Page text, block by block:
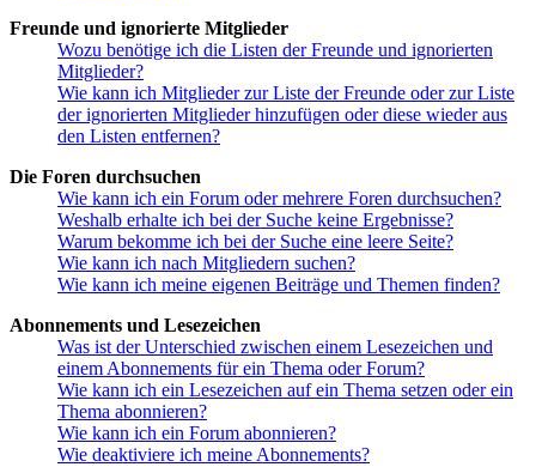
Freunde und ignorierte Mitglieder
Wozu benötige ich die Listen der Freunde und ignorierten
Mitglieder?
Wie kann ich Mitglieder zur Liste der Freunde oder zur Liste
der ignorierten Mitglieder hinzufügen oder diese wieder aus
den Listen entfernen?
Die Foren durchsuchen
Wie kann ich ein Forum oder mehrere Foren durchsuchen?
Weshalb erhalte ich bei der Suche keine Ergebnisse?
Warum bekomme ich bei der Suche eine leere Seite?
Wie kann ich nach Mitgliedern suchen?
Wie kann ich meine eigenen Beiträge und Themen finden?
Abonnements und Lesezeichen
Was ist der Unterschied zwischen einem Lesezeichen und
einem Abonnements für ein Thema oder Forum?
Wie kann ich ein Lesezeichen auf ein Thema setzen oder ein
Thema abonnieren?
Wie kann ich ein Forum abonnieren?
Wie deaktiviere ich meine Abonnements?